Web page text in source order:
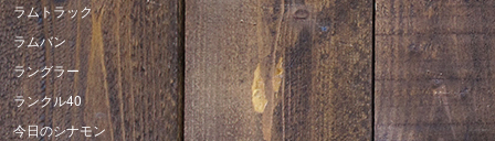
ラムトラック
ラムバン
ラングラー
ランクル40
今日のシナモン